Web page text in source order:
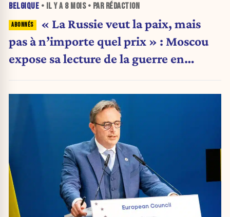
BELGIQUE • IL Y A 8 MOIS• PAR RÉDACTION
« La Russie veut la paix, mais
pas à n’importe quel prix » : Moscou
expose sa lecture de la guerre en